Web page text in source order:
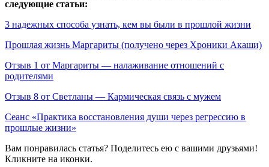
следующие статьи:
3 надежных способа узнать, кем вы были в прошлой жизни
Прошлая жизнь Маргариты (получено через Хроники Акаши)
Отзыв 1 от Маргариты — налаживание отношений с
родителями
Отзыв 8 от Светланы — Кармическая связь с мужем
Сеанс «Практика восстановления души через регрессию в
прошлые жизни»
Вам понравилась статья? Поделитесь ею с вашими друзьями!
Кликните на иконки.